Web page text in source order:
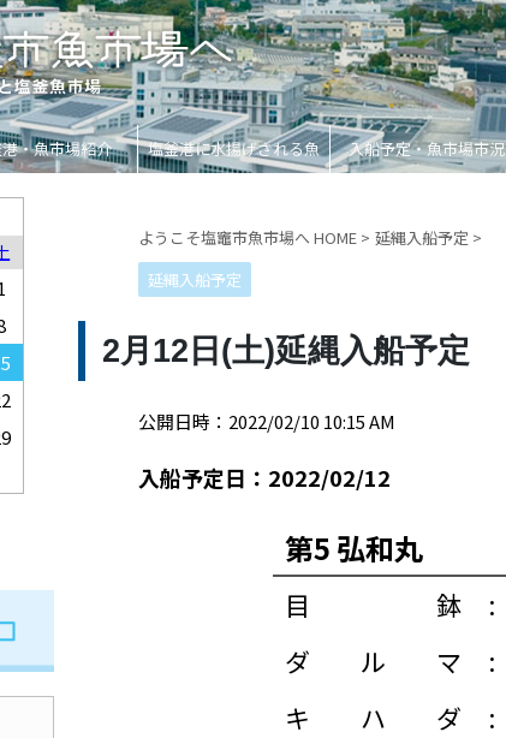
・魚市場紹介 塩釜港に水揚げされる魚 入船予定・魚市場市況
ようこそ塩竈市魚市場へ HOME > 延縄入船予定 >
延縄入船予定
2月12日(土)延縄入船予定
公開日時：2022/02/10 10:15 AM
入船予定日：2022/02/12
第5 弘和丸
目鉢 :
ダルマ
:
キハダ
: